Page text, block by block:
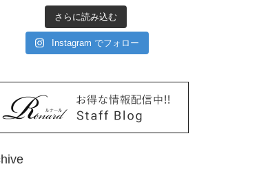
さらに読み込む
Instagram でフォロー